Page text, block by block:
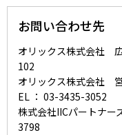
お問い合わせ先
オリックス株式会社
102
オリックス株式会社
EL ： 03-3435-3052
株式会社IICパートナ
3798